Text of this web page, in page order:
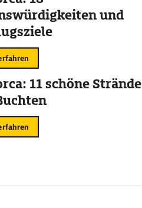
und
11 schöne Strände